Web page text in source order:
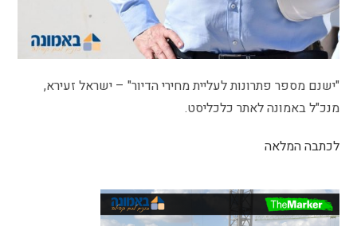
"ישנם מספר פתרונות לעליית מחירי הדיור" – ישראל זעירא,
מנכ"ל באמונה לאתר כלכליסט.
לכתבה המלאה